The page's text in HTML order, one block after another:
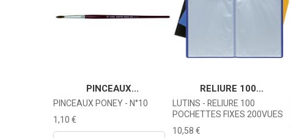
PINCEAUX...
PINCEAUX PONEY - N°10
1,10 €
RELIURE 100...
LUTINS - RELIURE 100
POCHETTES FIXES 200VUES
10,58 €